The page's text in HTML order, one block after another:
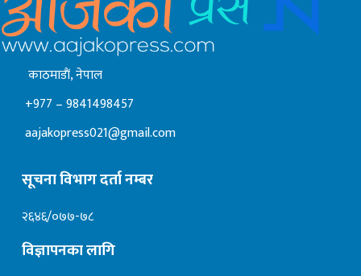
काठमाडाैं, नेपाल
+977 – 9841498457
aajakopress021@gmail.com
सूचना विभाग दर्ता नम्बर
२६४६/०७७-७८
विज्ञापनका लागि